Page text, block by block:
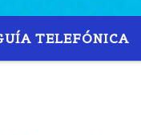
TELEFÓNICA